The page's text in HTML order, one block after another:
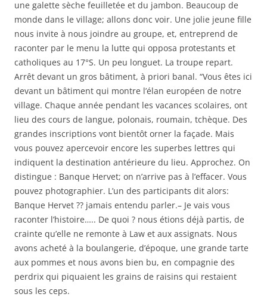
une galette sèche feuilletée et du jambon. Beaucoup de
monde dans le village; allons donc voir. Une jolie jeune fille
nous invite à nous joindre au groupe, et, entreprend de
raconter par le menu la lutte qui opposa protestants et
catholiques au 17°S. Un peu longuet. La troupe repart.
Arrêt devant un gros bâtiment, à priori banal. “Vous êtes ici
devant un bâtiment qui montre l’élan européen de notre
village. Chaque année pendant les vacances scolaires, ont
lieu des cours de langue, polonais, roumain, tchèque. Des
grandes inscriptions vont bientôt orner la façade. Mais
vous pouvez apercevoir encore les superbes lettres qui
indiquent la destination antérieure du lieu. Approchez. On
distingue : Banque Hervet; on n’arrive pas à l’effacer. Vous
pouvez photographier. L’un des participants dit alors:
Banque Hervet ?? jamais entendu parler.– Je vais vous
raconter l’histoire….. De quoi ? nous étions déjà partis, de
crainte qu’elle ne remonte à Law et aux assignats. Nous
avons acheté à la boulangerie, d’époque, une grande tarte
aux pommes et nous avons bien bu, en compagnie des
perdrix qui piquaient les grains de raisins qui restaient
sous les ceps.